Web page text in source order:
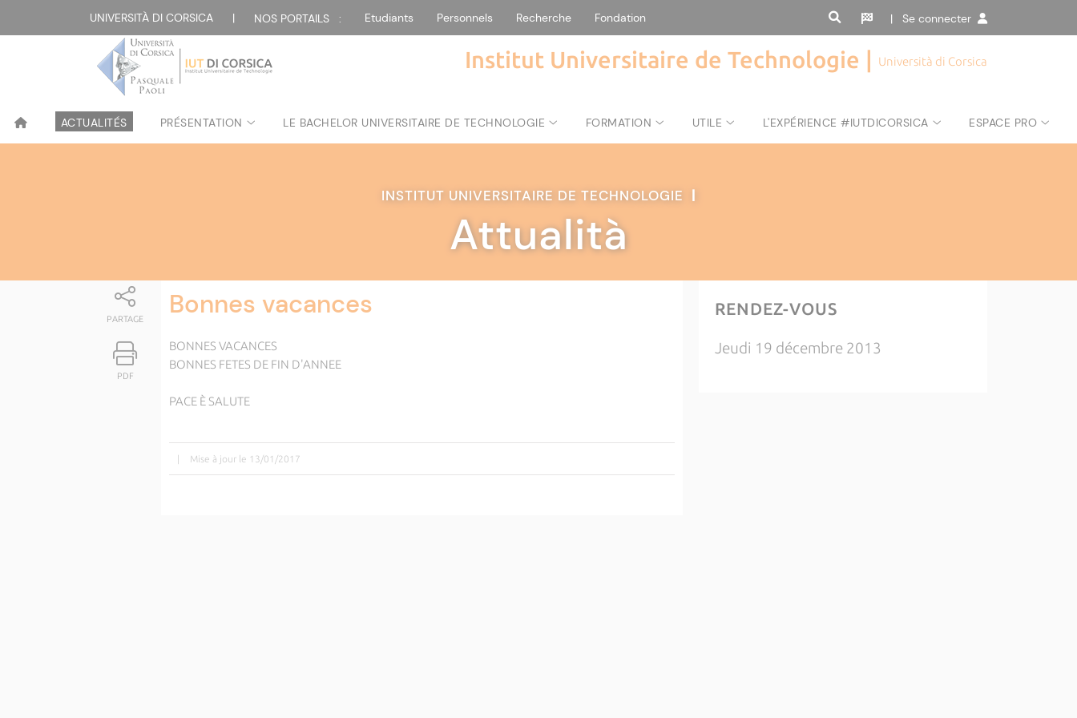
UNIVERSITÀ DI CORSICA | NOS PORTAILS : Etudiants Personnels Recherche Fondation | Se connecter
Institut Universitaire de Technologie | Università di Corsica
ACTUALITÉS PRÉSENTATION LE BACHELOR UNIVERSITAIRE DE TECHNOLOGIE FORMATION UTILE L'EXPÉRIENCE #IUTDICORSICA ESPACE PRO
INSTITUT UNIVERSITAIRE DE TECHNOLOGIE |
Attualità
PARTAGE
PDF
Bonnes vacances
BONNES VACANCES
BONNES FETES DE FIN D'ANNEE
PACE È SALUTE
| Mise à jour le 13/01/2017
RENDEZ-VOUS
Jeudi 19 décembre 2013